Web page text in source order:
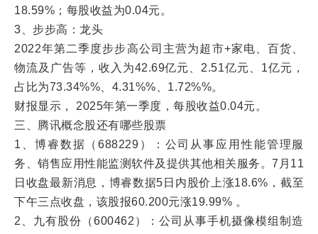
18.59%；每股收益为0.04元。
3、步步高：龙头
2022年第二季度步步高公司主营为超市+家电、百货、
物流及广告等，收入为42.69亿元、2.51亿元、1亿元，
占比为73.34%%、4.31%%、1.72%%。
财报显示， 2025年第一季度，每股收益0.04元。
三、腾讯概念股还有哪些股票
1、博睿数据（688229）：公司从事应用性能管理服
务、销售应用性能监测软件及提供其他相关服务。7月11
日收盘最新消息，博睿数据5日内股价上涨18.6%，截至
下午三点收盘，该股报60.200元涨19.99% 。
2、九有股份（600462）：公司从事手机摄像模组制造